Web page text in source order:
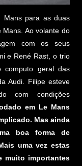
Mans para as duas
Ao volante do
com os seus
e René Rast, o trio
computo geral das
Audi. Filipe esteve
com condições
em Le Mans
Mas ainda
boa forma de
uma vez estas
muito importantes